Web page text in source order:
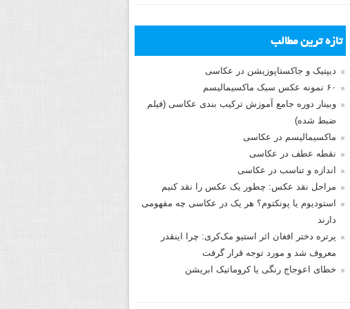
تازه ترین مطالب
دیپتیک و جاکستا‌پوزیشن در عکاسی
۶۰ نمونه عکس سبک ماکسیمالیسم
وبینار دوره جامع آموزش ترکیب بندی عکاسی (فیلم
ضبط شده)
ماکسیمالیسم در عکاسی
نقطه عطف در عکاسی
اندازه و تناسب در عکاسی
مراحل نقد عکس: چطور یک عکس را نقد کنیم
استودیوم یا پونکتوم؟ هر یک در عکاسی چه مفهومی
دارند
پرتره دختر افغان اثر استیو مک‌کری: چرا اینقدر
معروف شد و مورد توجه قرار گرفت
خطای اعوجاج رنگی یا کروماتیک ابریشن